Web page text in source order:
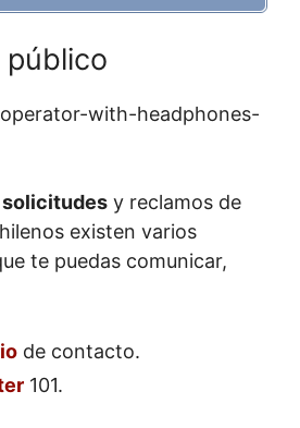
solicitudes y reclamos de
existen varios
te puedas comunicar,
de contacto.
101.